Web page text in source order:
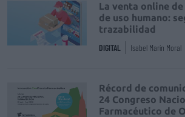
La venta online
de uso humano:
trazabilidad
DIGITAL Isabel Marín Moral
Récord de
24 Congreso
Farmacéutico de